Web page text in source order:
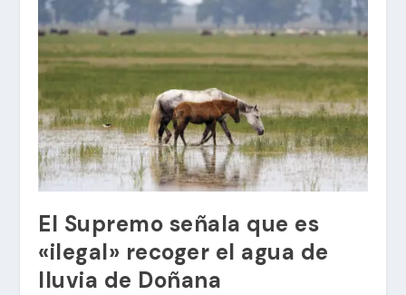
El Supremo señala que es
«ilegal» recoger el agua de
lluvia de Doñana